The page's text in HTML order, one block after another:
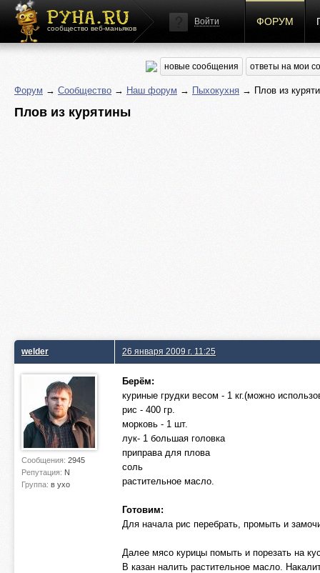
сообщество веб-маньяков
Войти ФОРУМ
новые сообщения ответы на мои
Форум → Сообщество → Наш форум → Пыхокухня → Плов из
Плов из курятины
welder
Сообщения: 2945
Репутация: N
Группа: в ухо
26 января 2009 г. 11:25
Берём:
куриные грудки весом - 1 кг.(можно
рис - 400 гр.
морковь - 1 шт.
лук- 1 большая головка
приправа для плова
соль
растительное масло.
Готовим:
Для начала рис перебрать, промыть и
Далее мясо курицы помыть и порезать на
В казан налить растительное масло.